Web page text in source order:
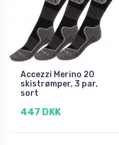
Accezzi Merino 20
skistrømper, 3 par,
sort
447 DKK